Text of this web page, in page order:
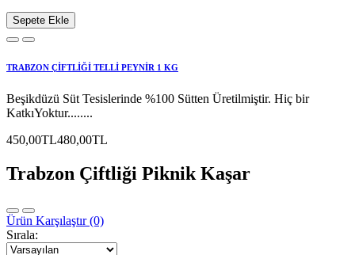
Sepete Ekle
TRABZON ÇİFTLİĞİ TELLİ PEYNİR 1 KG
Beşikdüzü Süt Tesislerinde %100 Sütten Üretilmiştir. Hiç bir
KatkıYoktur........
450,00TL480,00TL
Trabzon Çiftliği Piknik Kaşar
Ürün Karşılaştır (0)
Sırala: